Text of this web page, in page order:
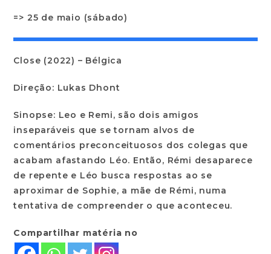
=> 25 de maio (sábado)
Close (2022) – Bélgica
Direção: Lukas Dhont
Sinopse: Leo e Remi, são dois amigos
inseparáveis que se tornam alvos de
comentários preconceituosos dos colegas que
acabam afastando Léo. Então, Rémi desaparece
de repente e Léo busca respostas ao se
aproximar de Sophie, a mãe de Rémi, numa
tentativa de compreender o que aconteceu.
Compartilhar matéria no